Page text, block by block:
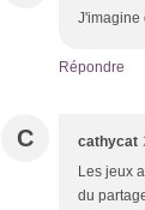
J'imagine
Répondre
C cathycat
Les jeux
du